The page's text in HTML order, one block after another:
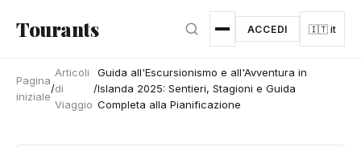
Tourants ACCEDI 🇮🇹 it
Pagina
iniziale
/
Articoli
di
Viaggio
/
Guida all'Escursionismo e all'Avventura in
Islanda 2025: Sentieri, Stagioni e Guida
Completa alla Pianificazione